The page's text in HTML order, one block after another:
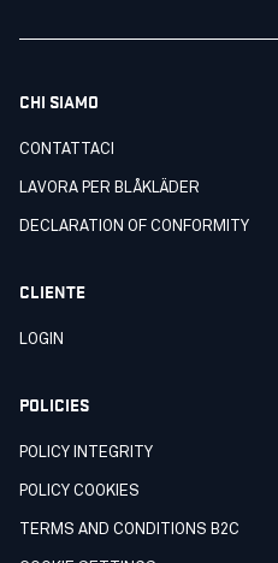
CHI SIAMO
CONTATTACI
LAVORA PER BLÅKLÄDER
DECLARATION OF CONFORMITY
CLIENTE
LOGIN
POLICIES
POLICY INTEGRITY
POLICY COOKIES
TERMS AND CONDITIONS B2C